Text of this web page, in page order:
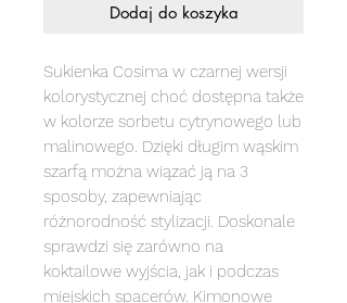
Dodaj do koszyka
Sukienka Cosima w czarnej wersji
kolorystycznej choć dostępna także
w kolorze sorbetu cytrynowego lub
malinowego. Dzięki długim wąskim
szarfą można wiązać ją na 3
sposoby, zapewniając
różnorodność stylizacji. Doskonale
sprawdzi się zarówno na
koktailowe wyjścia, jak i podczas
miejskich spacerów. Kimonowe